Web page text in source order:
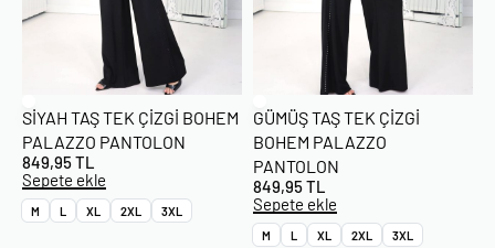
SIYAH TAŞ TEK ÇIZGI BOHEM
PALAZZO PANTOLON
849,95TL
Sepete ekle
M L XL 2XL 3XL
GÜMÜŞ TAŞ TEK ÇIZGI
BOHEM PALAZZO
PANTOLON
849,95TL
Sepete ekle
M L XL 2XL 3XL